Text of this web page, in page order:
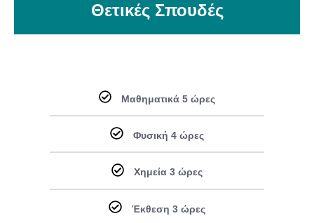
Θετικές Σπουδές
Μαθηματικά 5 ώρες
Φυσική 4 ώρες
Χημεία 3 ώρες
Έκθεση 3 ώρες